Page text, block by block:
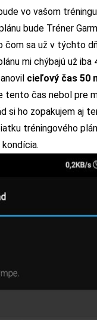
vo vašom
bude Tréner
čom sa už v týchto
mi chýbajú už iba
cieľový čas 50
tento čas nebol pre
si ho zopakujem aj
tréningového